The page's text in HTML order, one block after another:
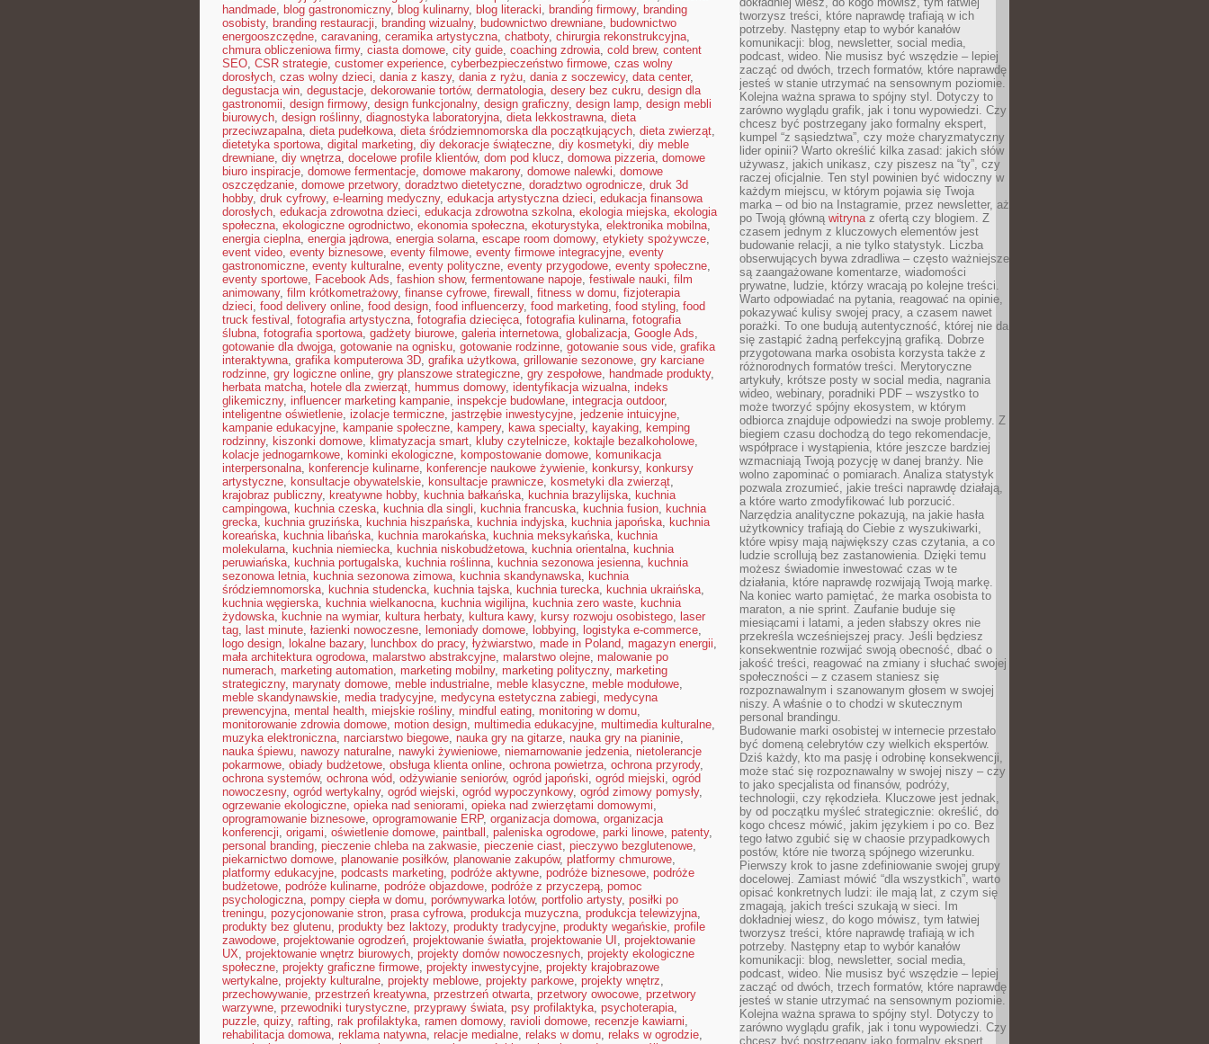
handmade, blog gastronomiczny, blog kulinarny, blog literacki, branding firmowy, branding
osobisty, branding restauracji, branding wizualny, budownictwo drewniane, budownictwo
energooszczędne, caravaning, ceramika artystyczna, chatboty, chirurgia rekonstrukcyjna,
chmura obliczeniowa firmy, ciasta domowe, city guide, coaching zdrowia, cold brew, content
SEO, CSR strategie, customer experience, cyberbezpieczeństwo firmowe, czas wolny
dorosłych, czas wolny dzieci, dania z kaszy, dania z ryżu, dania z soczewicy, data center,
degustacja win, degustacje, dekorowanie tortów, dermatologia, desery bez cukru, design dla
gastronomii, design firmowy, design funkcjonalny, design graficzny, design lamp, design mebli
biurowych, design roślinny, diagnostyka laboratoryjna, dieta lekkostrawna, dieta
przeciwzapalna, dieta pudełkowa, dieta śródziemnomorska dla początkujących, dieta zwierząt,
dietetyka sportowa, digital marketing, diy dekoracje świąteczne, diy kosmetyki, diy meble
drewniane, diy wnętrza, docelowe profile klientów, dom pod klucz, domowa pizzeria, domowe
biuro inspiracje, domowe fermentacje, domowe makarony, domowe nalewki, domowe
oszczędzanie, domowe przetwory, doradztwo dietetyczne, doradztwo ogrodnicze, druk 3d
hobby, druk cyfrowy, e-learning medyczny, edukacja artystyczna dzieci, edukacja finansowa
dorosłych, edukacja zdrowotna dzieci, edukacja zdrowotna szkolna, ekologia miejska, ekologia
społeczna, ekologiczne ogrodnictwo, ekonomia społeczna, ekoturystyka, elektronika mobilna,
energia cieplna, energia jądrowa, energia solarna, escape room domowy, etykiety spożywcze,
event video, eventy biznesowe, eventy filmowe, eventy firmowe integracyjne, eventy
gastronomiczne, eventy kulturalne, eventy polityczne, eventy przygodowe, eventy społeczne,
eventy sportowe, Facebook Ads, fashion show, fermentowane napoje, festiwale nauki, film
animowany, film krótkometrażowy, finanse cyfrowe, firewall , fitness w domu, fizjoterapia
dzieci, food delivery online, food design, food influencerzy, food marketing, food styling, food
truck festival , fotografia artystyczna, fotografia dziecięca, fotografia kulinarna, fotografia
ślubna, fotografia sportowa, gadżety biurowe, galeria internetowa, globalizacja, Google Ads,
gotowanie dla dwojga, gotowanie na ognisku, gotowanie rodzinne, gotowanie sous vide, grafika
interaktywna, grafika komputerowa 3D, grafika użytkowa, grillowanie sezonowe, gry karciane
rodzinne, gry logiczne online, gry planszowe strategiczne, gry zespołowe, handmade produkty,
herbata matcha, hotele dla zwierząt, hummus domowy, identyfikacja wizualna, indeks
glikemiczny, influencer marketing kampanie, inspekcje budowlane, integracja outdoor,
inteligentne oświetlenie, izolacje termiczne, jastrzębie inwestycyjne, jedzenie intuicyjne,
kampanie edukacyjne, kampanie społeczne, kampery, kawa specialty, kayaking, kemping
rodzinny, kiszonki domowe, klimatyzacja smart, kluby czytelnicze, koktajle bezalkoholowe,
kolacje jednogarnkowe, kominki ekologiczne, kompostowanie domowe, komunikacja
interpersonalna, konferencje kulinarne, konferencje naukowe żywienie, konkursy, konkursy
artystyczne, konsultacje obywatelskie, konsultacje prawnicze, kosmetyki dla zwierząt,
krajobraz publiczny, kreatywne hobby, kuchnia bałkańska, kuchnia brazylijska, kuchnia
campingowa, kuchnia czeska, kuchnia dla singli, kuchnia francuska, kuchnia fusion, kuchnia
grecka, kuchnia gruzińska, kuchnia hiszpańska, kuchnia indyjska, kuchnia japońska, kuchnia
koreańska, kuchnia libańska, kuchnia marokańska, kuchnia meksykańska, kuchnia
molekularna, kuchnia niemiecka, kuchnia niskobudżetowa, kuchnia orientalna, kuchnia
peruwiańska, kuchnia portugalska, kuchnia roślinna, kuchnia sezonowa jesienna, kuchnia
sezonowa letnia, kuchnia sezonowa zimowa, kuchnia skandynawska, kuchnia
śródziemnomorska, kuchnia studencka, kuchnia tajska, kuchnia turecka, kuchnia ukraińska,
kuchnia węgierska, kuchnia wielkanocna, kuchnia wigilijna, kuchnia zero waste, kuchnia
żydowska, kuchnie na wymiar, kultura herbaty, kultura kawy, kursy rozwoju osobistego, laser
tag, last minute, łazienki nowoczesne, lemoniady domowe, lobbying, logistyka e-commerce,
logo design, lokalne bazary, lunchbox do pracy, łyżwiarstwo, made in Poland, magazyn energii,
mała architektura ogrodowa, malarstwo abstrakcyjne, malarstwo olejne, malowanie po
numerach, marketing automation, marketing mobilny, marketing polityczny, marketing
strategiczny, marynaty domowe, meble industrialne, meble klasyczne, meble modułowe,
meble skandynawskie, media tradycyjne, medycyna estetyczna zabiegi, medycyna
prewencyjna, mental health, miejskie rośliny, mindful eating, monitoring w domu,
monitorowanie zdrowia domowe, motion design, multimedia edukacyjne, multimedia kulturalne,
muzyka elektroniczna, narciarstwo biegowe, nauka gry na gitarze, nauka gry na pianinie,
nauka śpiewu, nawozy naturalne, nawyki żywieniowe, niemarnowanie jedzenia, nietolerancje
pokarmowe, obiady budżetowe, obsługa klienta online, ochrona powietrza, ochrona przyrody,
ochrona systemów, ochrona wód, odżywianie seniorów, ogród japoński, ogród miejski, ogród
nowoczesny, ogród wertykalny, ogród wiejski, ogród wypoczynkowy, ogród zimowy pomysły,
ogrzewanie ekologiczne, opieka nad seniorami, opieka nad zwierzętami domowymi,
oprogramowanie biznesowe, oprogramowanie ERP, organizacja domowa, organizacja
konferencji, origami, oświetlenie domowe, paintball , paleniska ogrodowe, parki linowe, patenty,
personal branding, pieczenie chleba na zakwasie, pieczenie ciast, pieczywo bezglutenowe,
piekarnictwo domowe, planowanie posiłków, planowanie zakupów, platformy chmurowe,
platformy edukacyjne, podcasts marketing, podróże aktywne, podróże biznesowe, podróże
budżetowe, podróże kulinarne, podróże objazdowe, podróże z przyczepą, pomoc
psychologiczna, pompy ciepła w domu, porównywarka lotów, portfolio artysty, posiłki po
treningu, pozycjonowanie stron, prasa cyfrowa, produkcja muzyczna, produkcja telewizyjna,
produkty bez glutenu, produkty bez laktozy, produkty tradycyjne, produkty wegańskie, profile
zawodowe, projektowanie ogrodzeń, projektowanie światła, projektowanie UI , projektowanie
UX, projektowanie wnętrz biurowych, projekty domów nowoczesnych, projekty ekologiczne
społeczne, projekty graficzne firmowe, projekty inwestycyjne, projekty krajobrazowe
wertykalne, projekty kulturalne, projekty meblowe, projekty parkowe, projekty wnętrz,
przechowywanie, przestrzeń kreatywna, przestrzeń otwarta, przetwory owocowe, przetwory
warzywne, przewodniki turystyczne, przyprawy świata, psy profilaktyka, psychoterapia,
puzzle, quizy, rafting, rak profilaktyka, ramen domowy, ravioli domowe, recenzje kawiarni,
rehabilitacja domowa, reklama natywna, relacje medialne, relaks w domu, relaks w ogrodzie,
tworzysz treści, które naprawdę trafiają w ich
potrzeby. Następny etap to wybór kanałów
komunikacji: blog, newsletter, social media,
podcast, wideo. Nie musisz być wszędzie – lepiej
zacząć od dwóch, trzech formatów, które naprawdę
jesteś w stanie utrzymać na sensownym poziomie.
Kolejna ważna sprawa to spójny styl. Dotyczy to
zarówno wyglądu grafik, jak i tonu wypowiedzi. Czy
chcesz być postrzegany jako formalny ekspert,
kumpel “z sąsiedztwa”, czy może charyzmatyczny
lider opinii? Warto określić kilka zasad: jakich słów
używasz, jakich unikasz, czy piszesz na “ty”, czy
raczej oficjalnie. Ten styl powinien być widoczny w
każdym miejscu, w którym pojawia się Twoja
marka – od bio na Instagramie, przez newsletter, aż
po Twoją główną witrynaz ofertą czy blogiem. Z
czasem jednym z kluczowych elementów jest
budowanie relacji, a nie tylko statystyk. Liczba
obserwujących bywa zdradliwa – często ważniejsze
są zaangażowane komentarze, wiadomości
prywatne, ludzie, którzy wracają po kolejne treści.
Warto odpowiadać na pytania, reagować na opinie,
pokazywać kulisy swojej pracy, a czasem nawet
porażki. To one budują autentyczność, której nie da
się zastąpić żadną perfekcyjną grafiką. Dobrze
przygotowana marka osobista korzysta także z
różnorodnych formatów treści. Merytoryczne
artykuły, krótsze posty w social media, nagrania
wideo, webinary, poradniki PDF – wszystko to
może tworzyć spójny ekosystem, w którym
odbiorca znajduje odpowiedzi na swoje problemy. Z
biegiem czasu dochodzą do tego rekomendacje,
współprace i wystąpienia, które jeszcze bardziej
wzmacniają Twoją pozycję w danej branży. Nie
wolno zapominać o pomiarach. Analiza statystyk
pozwala zrozumieć, jakie treści naprawdę działają,
a które warto zmodyfikować lub porzucić.
Narzędzia analityczne pokazują, na jakie hasła
użytkownicy trafiają do Ciebie z wyszukiwarki,
które wpisy mają największy czas czytania, a co
ludzie scrollują bez zastanowienia. Dzięki temu
możesz świadomie inwestować czas w te
działania, które naprawdę rozwijają Twoją markę.
Na koniec warto pamiętać, że marka osobista to
maraton, a nie sprint. Zaufanie buduje się
miesiącami i latami, a jeden słabszy okres nie
przekreśla wcześniejszej pracy. Jeśli będziesz
konsekwentnie rozwijać swoją obecność, dbać o
jakość treści, reagować na zmiany i słuchać swojej
społeczności – z czasem staniesz się
rozpoznawalnym i szanowanym głosem w swojej
niszy. A właśnie o to chodzi w skutecznym
personal brandingu.
Budowanie marki osobistej w internecie przestało
być domeną celebrytów czy wielkich ekspertów.
Dziś każdy, kto ma pasję i odrobinę konsekwencji,
może stać się rozpoznawalny w swojej niszy – czy
to jako specjalista od finansów, podróży,
technologii, czy rękodzieła. Kluczowe jest jednak,
by od początku myśleć strategicznie: określić, do
kogo chcesz mówić, jakim językiem i po co. Bez
tego łatwo zgubić się w chaosie przypadkowych
postów, które nie tworzą spójnego wizerunku.
Pierwszy krok to jasne zdefiniowanie swojej grupy
docelowej. Zamiast mówić “dla wszystkich”, warto
opisać konkretnych ludzi: ile mają lat, z czym się
zmagają, jakich treści szukają w sieci. Im
dokładniej wiesz, do kogo mówisz, tym łatwiej
tworzysz treści, które naprawdę trafiają w ich
potrzeby. Następny etap to wybór kanałów
komunikacji: blog, newsletter, social media,
podcast, wideo. Nie musisz być wszędzie – lepiej
zacząć od dwóch, trzech formatów, które naprawdę
jesteś w stanie utrzymać na sensownym poziomie.
Kolejna ważna sprawa to spójny styl. Dotyczy to
zarówno wyglądu grafik, jak i tonu wypowiedzi. Czy
chcesz być postrzegany jako formalny ekspert,